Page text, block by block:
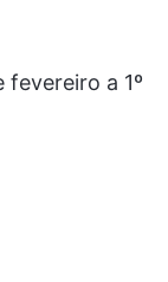
fevereiro a 1º